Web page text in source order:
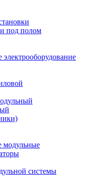
под полом
модульные
системы